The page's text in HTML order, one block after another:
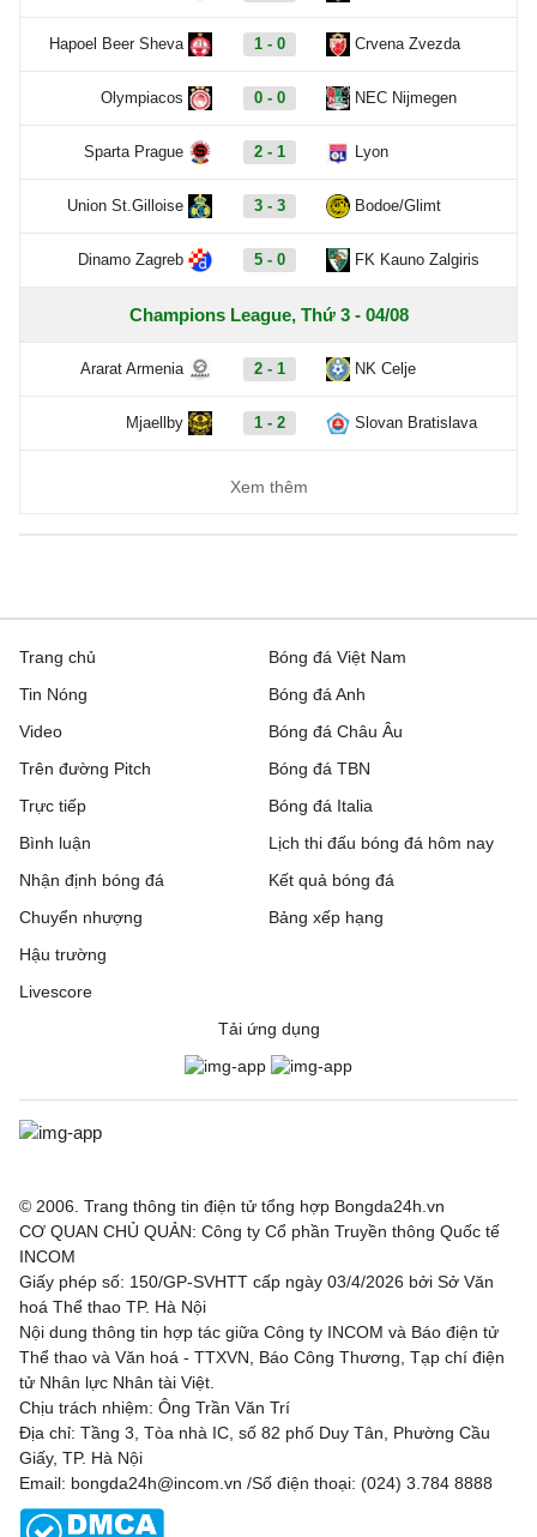
Hapoel Beer Sheva 1 - 0 Crvena Zvezda
Olympiacos 0 - 0 NEC Nijmegen
Sparta Prague 2 - 1 Lyon
Union St.Gilloise 3 - 3 Bodoe/Glimt
Dinamo Zagreb 5 - 0 FK Kauno Zalgiris
Champions League, Thứ 3 - 04/08
Ararat Armenia 2 - 1 NK Celje
Mjaellby 1 - 2 Slovan Bratislava
Xem thêm
Trang chủ
Tin Nóng
Video
Trên đường Pitch
Trực tiếp
Bóng đá Việt Nam
Bóng đá Anh
Bóng đá Châu Âu
Bóng đá TBN
Bóng đá Italia
Bình luận
Nhận định bóng đá
Chuyển nhượng
Hậu trường
Livescore
Lịch thi đấu bóng đá hôm nay
Kết quả bóng đá
Bảng xếp hạng
Tải ứng dụng
© 2006. Trang thông tin điện tử tổng hợp Bongda24h.vn
CƠ QUAN CHỦ QUẢN: Công ty Cổ phần Truyền thông Quốc tế
INCOM
Giấy phép số: 150/GP-SVHTT cấp ngày 03/4/2026 bởi Sở Văn
hoá Thể thao TP. Hà Nội
Nội dung thông tin hợp tác giữa Công ty INCOM và Báo điện tử
Thể thao và Văn hoá - TTXVN, Báo Công Thương, Tạp chí điện
tử Nhân lực Nhân tài Việt.
Chịu trách nhiệm: Ông Trần Văn Trí
Địa chỉ: Tầng 3, Tòa nhà IC, số 82 phố Duy Tân, Phường Cầu
Giấy, TP. Hà Nội
Email: bongda24h@incom.vn /Số điện thoại: (024) 3.784 8888